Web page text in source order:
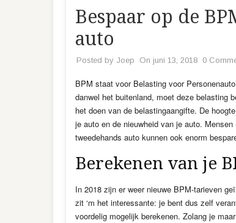
Bespaar op de
auto
Posted by Joep On juni 13, 2018 0
BPM staat voor Belasting voor
danwel het buitenland, moet deze belasting
het doen van de belastingaangifte. De
je auto en de nieuwheid van je auto.
tweedehands auto kunnen ook enorm
Berekenen van je
In 2018 zijn er weer nieuwe BPM-tarieven
zit ‘m het interessante: je bent dus zelf
voordelig mogelijk berekenen. Zolang je